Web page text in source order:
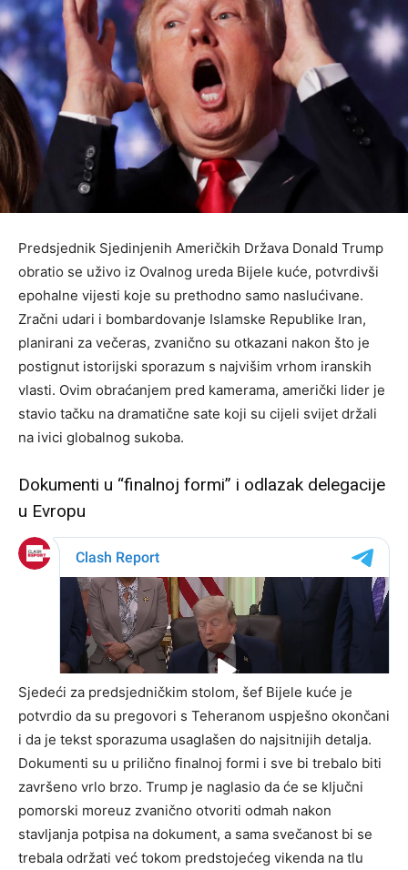
Predsjednik Sjedinjenih Američkih Država Donald Trump
obratio se uživo iz Ovalnog ureda Bijele kuće, potvrdivši
epohalne vijesti koje su prethodno samo naslućivane.
Zračni udari i bombardovanje Islamske Republike Iran,
planirani za večeras, zvanično su otkazani nakon što je
postignut istorijski sporazum s najvišim vrhom iranskih
vlasti. Ovim obraćanjem pred kamerama, američki lider je
stavio tačku na dramatične sate koji su cijeli svijet držali
na ivici globalnog sukoba.
Dokumenti u “finalnoj formi” i odlazak delegacije
u Evropu
Sjedeći za predsjedničkim stolom, šef Bijele kuće je
potvrdio da su pregovori s Teheranom uspješno okončani
i da je tekst sporazuma usaglašen do najsitnijih detalja.
Dokumenti su u prilično finalnoj formi i sve bi trebalo biti
završeno vrlo brzo. Trump je naglasio da će se ključni
pomorski moreuz zvanično otvoriti odmah nakon
stavljanja potpisa na dokument, a sama svečanost bi se
trebala održati već tokom predstojećeg vikenda na tlu